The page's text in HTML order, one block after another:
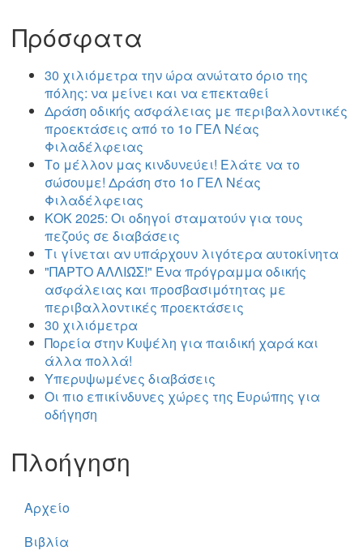
Πρόσφατα
30 χιλιόμετρα την ώρα ανώτατο όριο της
πόλης: να μείνει και να επεκταθεί
Δράση οδικής ασφάλειας με περιβαλλοντικές
προεκτάσεις από το 1ο ΓΕΛ Νέας
Φιλαδέλφειας
Το μέλλον μας κινδυνεύει! Ελάτε να το
σώσουμε! Δράση στο 1ο ΓΕΛ Νέας
Φιλαδέλφειας
ΚΟΚ 2025: Οι οδηγοί σταματούν για τους
πεζούς σε διαβάσεις
Τι γίνεται αν υπάρχουν λιγότερα αυτοκίνητα
"ΠΑΡΤΟ ΑΛΛΙΏΣ!" Ένα πρόγραμμα οδικής
ασφάλειας και προσβασιμότητας με
περιβαλλοντικές προεκτάσεις
30 χιλιόμετρα
Πορεία στην Κυψέλη για παιδική χαρά και
άλλα πολλά!
Υπερυψωμένες διαβάσεις
Οι πιο επικίνδυνες χώρες της Ευρώπης για
οδήγηση
Πλοήγηση
Αρχείο
Βιβλία